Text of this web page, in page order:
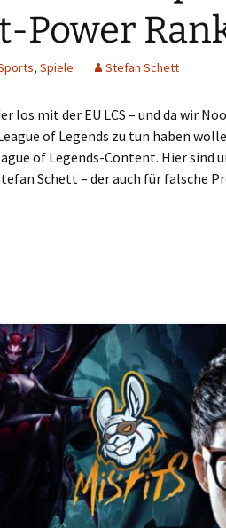
Power
, Spiele Stefan Schett
los mit der EU LCS – und da wir
of Legends zu tun haben
of Legends-Content. Hier sind
Schett – der auch für falsche
hochspekulative Rebell.at-Power